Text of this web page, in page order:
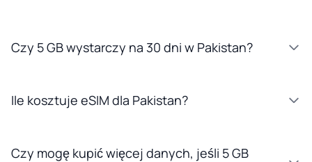
Czy 5 GB wystarczy na 30 dni w Pakistan?
Ile kosztuje eSIM dla Pakistan?
Czy mogę kupić więcej danych, jeśli 5 GB